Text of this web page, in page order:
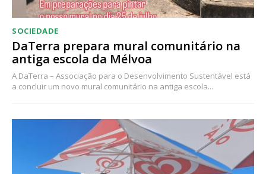
SOCIEDADE
DaTerra prepara mural comunitário na
antiga escola da Mélvoa
A DaTerra – Associação para o Desenvolvimento Sustentável está
a concluir um novo mural comunitário na antiga escola...